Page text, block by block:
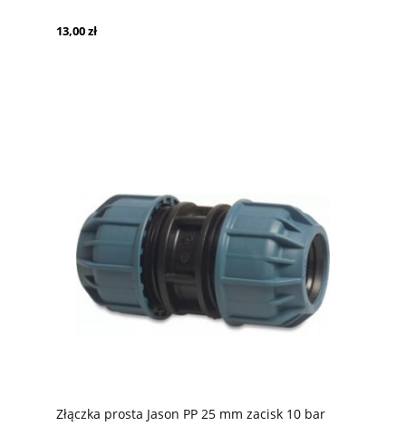
13,00 zł
Złączka prosta Jason PP 25 mm zacisk 10 bar